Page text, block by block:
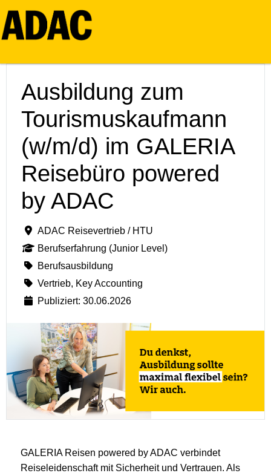
Ausbildung zum
Tourismuskaufmann
(w/m/d) im GALERIA
Reisebüro powered
by ADAC
ADAC Reisevertrieb / HTU
Berufserfahrung (Junior Level)
Berufsausbildung
Vertrieb, Key Accounting
Publiziert: 30.06.2026
GALERIA Reisen powered by ADAC verbindet
Reiseleidenschaft mit Sicherheit und Vertrauen. Als